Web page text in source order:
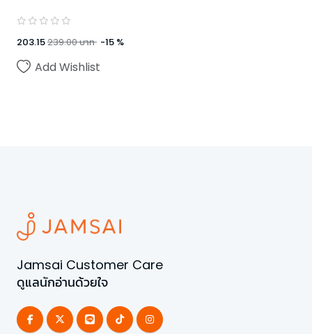
203.15239.00บาท -15 %
Add Wishlist
Jamsai Customer Care
ดูแลนักอ่านด้วยใจ